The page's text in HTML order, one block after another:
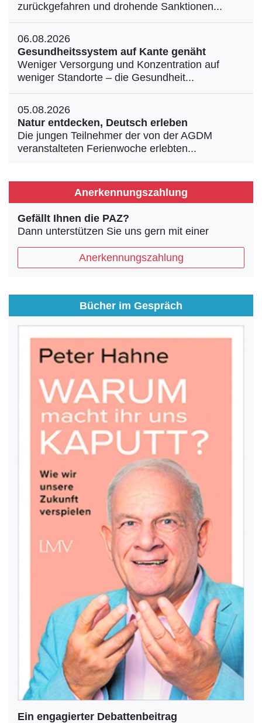
zurückgefahren und drohende Sanktionen...
06.08.2026
Gesundheitssystem auf Kante genäht
Weniger Versorgung und Konzentration auf
weniger Standorte – die Gesundheit...
05.08.2026
Natur entdecken, Deutsch erleben
Die jungen Teilnehmer der von der AGDM
veranstalteten Ferienwoche erlebten...
Anerkennungszahlung
Gefällt Ihnen die PAZ?
Dann unterstützen Sie uns gern mit einer
Anerkennungszahlung
Bücher im Gespräch
Ein engagierter Debattenbeitrag